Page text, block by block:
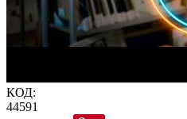
КОД:
44591